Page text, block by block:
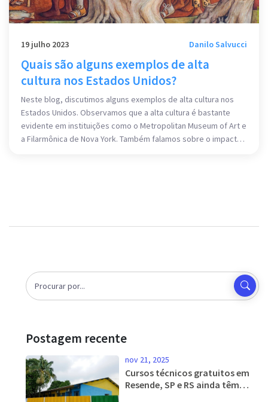
19 julho 2023 Danilo Salvucci
Quais são alguns exemplos de alta
cultura nos Estados Unidos?
Neste blog, discutimos alguns exemplos de alta cultura nos
Estados Unidos. Observamos que a alta cultura é bastante
evidente em instituições como o Metropolitan Museum of Art e
a Filarmônica de Nova York. Também falamos sobre o impacto
Postagem recente
nov 21, 2025
Cursos técnicos gratuitos em
Resende, SP e RS ainda têm